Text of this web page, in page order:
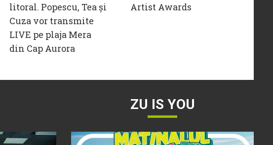
litoral. Popescu, Tea și
Cuza vor transmite
LIVE pe plaja Mera
din Cap Aurora
Artist Awards
ZU IS YOU